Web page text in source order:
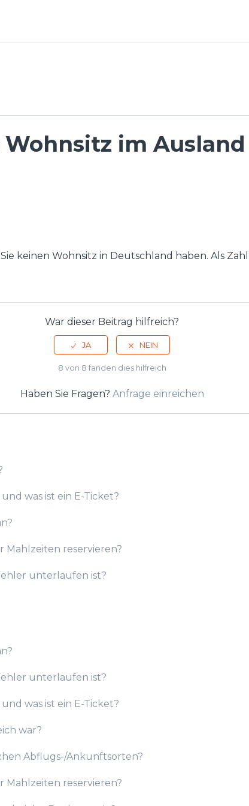
im
keinen Wohnsitz in Deutschland haben. Als
War dieser Beitrag hilfreich?
8 von 8 fanden dies hilfreich
Haben Sie Fragen? Anfrage einreichen
was ist ein E-Ticket?
Mahlzeiten reservieren?
unterlaufen ist?
unterlaufen ist?
was ist ein E-Ticket?
war?
Abflugs-/Ankunftsorten?
Mahlzeiten reservieren?